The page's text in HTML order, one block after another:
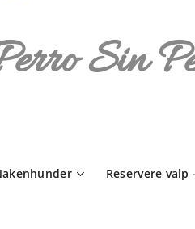
Sin
Reservere